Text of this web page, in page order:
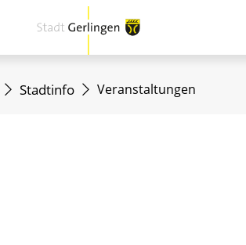
Stadtinfo Veranstaltungen